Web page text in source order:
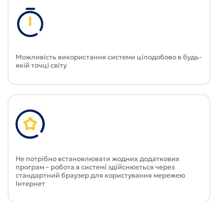
Можливість використання системи цілодобово в будь-
якій точці світу
Не потрібно встановлювати жодних додаткових
програм – робота в системі здійснюється через
стандартний браузер для користування мережею
Інтернет